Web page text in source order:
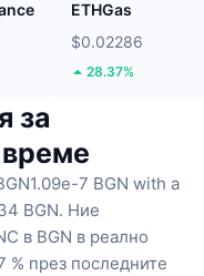
ETHGas
$0.02286
28.37%
за
7 BGN with a
BGN. Ние
в BGN в реално
% през последните